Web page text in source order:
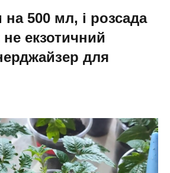
на 500 мл, і розсада
екзотичний
для